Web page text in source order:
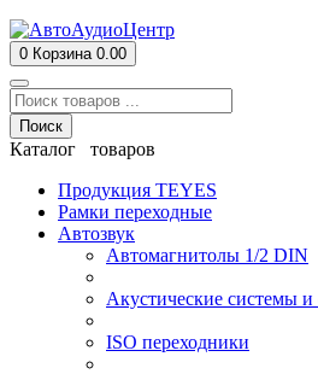
0 Корзина 0.00
Поиск
Каталог товаров
Продукция TEYES
Рамки переходные
Автозвук
Автомагнитолы 1/2 DIN
Акустические системы
ISO переходники